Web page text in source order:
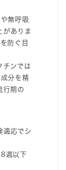
無呼吸
がありま
防ぐ目
チンでは
分を精
行期の
適応でシ
週以下